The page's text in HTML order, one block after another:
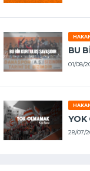
BU
01/08/
YOK
28/07/